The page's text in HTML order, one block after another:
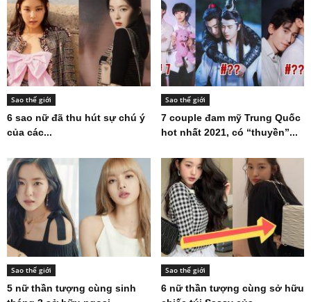
Sao thế giới
6 sao nữ đã thu hút sự chú ý
của các...
Sao thế giới
7 couple đam mỹ Trung Quốc
hot nhất 2021, có “thuyền”...
Sao thế giới
5 nữ thần tượng cùng sinh
Sao thế giới
6 nữ thần tượng cùng sở hữu